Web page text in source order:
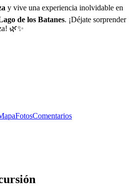
y vive una experiencia inolvidable en
de los Batanes. ¡Déjate sorprender
🌿✨
FotosComentarios